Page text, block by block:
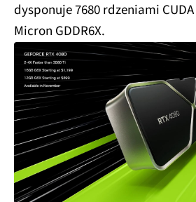
dysponuje 7680 rdzeniami
Micron GDDR6X.